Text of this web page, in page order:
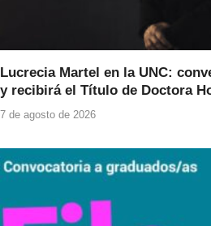
Lucrecia Martel en la UNC:
y recibirá el Título de Doctora
7 de agosto de 2026